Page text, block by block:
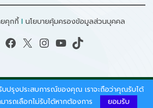
ยคุกกี้ I นโยบายคุ้มครองข้อมูลส่วนบุคคล
Facebook X Instagram YouTube TikTok
2026 - สำนักงานนโยบายและแผน
รธรรมชาติและสิ่งแวดล้อม.
บปรุงประสบการณ์ของคุณ เราจะถือว่าคุณรับได้
รถเลือกไม่รับได้หากต้องการ
ยอมรับ